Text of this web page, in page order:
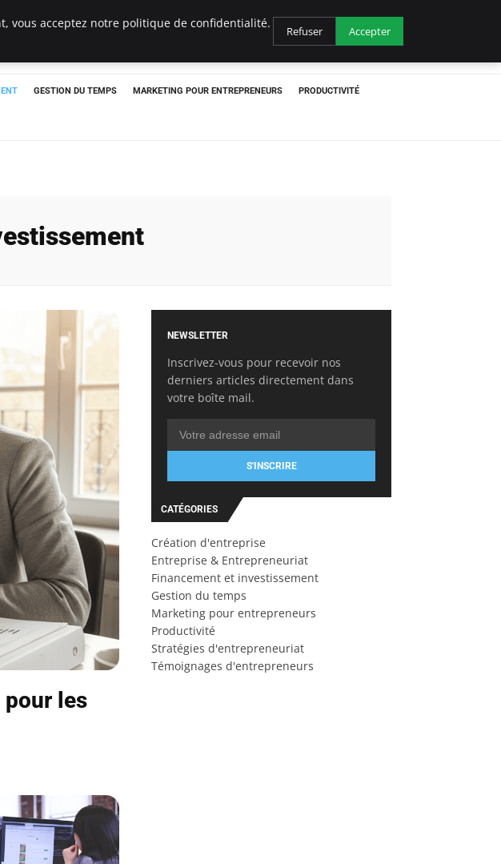
GESTION DU TEMPS MARKETING POUR ENTREPRENEURS PRODUCTIVITÉ
les
NEWSLETTER
Inscrivez-vous pour recevoir nos
derniers articles directement dans
votre boîte mail.
S'INSCRIRE
CATÉGORIES
Création d'entreprise
Entreprise & Entrepreneuriat
Financement et investissement
Gestion du temps
Marketing pour entrepreneurs
Productivité
Stratégies d'entrepreneuriat
Témoignages d'entrepreneurs
vous acceptez notre politique de confidentialité.
Refuser Accepter